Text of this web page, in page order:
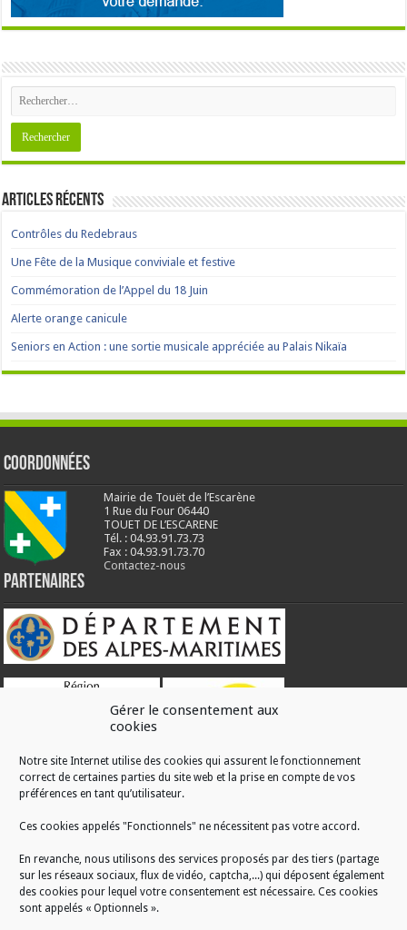
Gérer le consentement aux
cookies
Notre site Internet utilise des cookies qui assurent le fonctionnement
correct de certaines parties du site web et la prise en compte de vos
préférences en tant qu’utilisateur.
Ces cookies appelés "Fonctionnels" ne nécessitent pas votre accord.
En revanche, nous utilisons des services proposés par des tiers (partage
sur les réseaux sociaux, flux de vidéo, captcha,...) qui déposent également
des cookies pour lequel votre consentement est nécessaire. Ces cookies
sont appelés « Optionnels ».
Articles récents
Contrôles du Redebraus
Une Fête de la Musique conviviale et festive
Commémoration de l’Appel du 18 Juin
Alerte orange canicule
Seniors en Action : une sortie musicale appréciée au Palais Nikaïa
Coordonnées
Mairie de Touët de l’Escarène
1 Rue du Four 06440
TOUET DE L’ESCARENE
Tél. : 04.93.91.73.73
Fax : 04.93.91.73.70
Contactez-nous
Partenaires
RÉALISATION